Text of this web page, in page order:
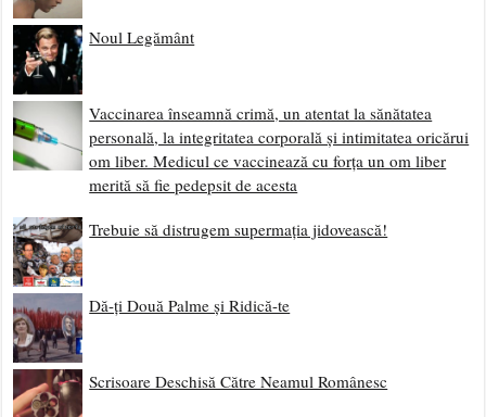
Noul Legământ
Vaccinarea înseamnă crimă, un atentat la sănătatea
personală, la integritatea corporală și intimitatea oricărui
om liber. Medicul ce vaccinează cu forța un om liber
merită să fie pedepsit de acesta
Trebuie să distrugem supermația jidovească!
Dă-ți Două Palme și Ridică-te
Scrisoare Deschisă Către Neamul Românesc